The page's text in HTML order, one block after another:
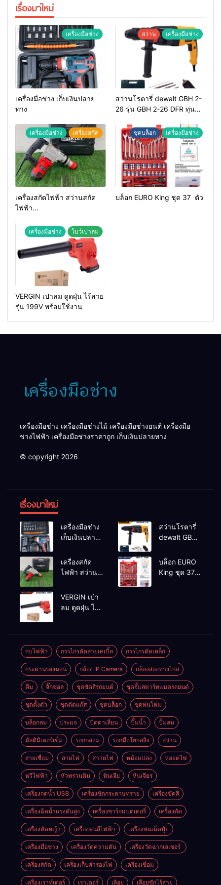
เรื่องมาใหม่
เครื่องมือช่าง
เครื่องมือช่าง เก็บเงินปลาย
ทาง
สว่าน เครื่องมือช่าง
สว่านโรตารี่ dewalt GBH 2-
26 รุ่น GBH 2-26 DFR ทุ่น
เครื่องมือช่าง เครื่องสกัด
เครื่องสกัดไฟฟ้า สว่านสกัด
ไฟฟ้า
ชุดบล็อก เครื่องมือช่าง
บล็อก EURO King ชุด 37 ตัว
เครื่องมือช่าง โบว์เป่าลม
VERGIN เป่าลม ดูดฝุ่น ไร้สาย
รุ่น 199V พร้อมใช้งาน
เครื่องมือช่าง เครื่องมือช่างไม้ เครื่องมือช่างยนต์ เครื่องมือ
ช่างไฟฟ้า เครื่องมือช่างราคาถูก เก็บเงินปลายทาง
© copyright 2026
เรื่องมาใหม่
เครื่องมือช่าง
เก็บเงินปลาย
สว่านโรตารี่
dewalt GBH
2-26 DFR ทุ่น
ทองแดงแท้
100%
เครื่องสกัด
ไฟฟ้า สว่าน
MAKTEC รุ่น MT2926A
บล็อก EURO
King ชุด 37
VERGIN เป่า
ลม ดูดฝุ่น ไร้
กบไฟฟ้า กรรไกรตัดสายเคเบิ้ล กรรไกรตัดเหล็ก
กระดานรองนอน กล้อง IP Camera กล้องส่องทางไกล
คีม จิ๊กซอล ชุดขัดสีรถยนต์​ ชุดจั้มสตาร์ทแบตรถยนต์
ชุดตั้งตัว ชุดตัดแก๊ส ชุดบล็อก ชุดพ่นโฟม
บล็อกลม ประแจ ปัตตาเลี่ยน ปั๊มน้ำ ปั้มลม
มัลติมิเตอร์เข็ม รอกกลอม รอกมือโยกสลิง สว่าน
สายเชื่อม สายไฟ สาายไฟ หม้อแปลง หลอดไฟ
หวีไฟฟ้า หัวพรวนดิน หินเจีย หินเจียร
เครื่องกดน้ำ USB เครื่องขัดกระดาษทราย เครื่องขัดสี
เครื่องฉีดน้ำแรงดันสูง เครื่องชาร์จแบตเตอรี่ เครื่องตัด
เครื่องตัดหญ้า เครื่องพ่นสีไฟฟ้า เครื่องพ่นเม็ดปุ๋ย
เครื่องมือช่าง เครื่องวัดความดัน เครื่องวัดฉากเลเซอร์
เครื่องสกัด เครื่องเก็บสํารองไฟ เครื่องเชื่อม
เครื่องเราท์เตอร์ เราเตอร์ เลิ่อย เลื่อยชักไร้สาย